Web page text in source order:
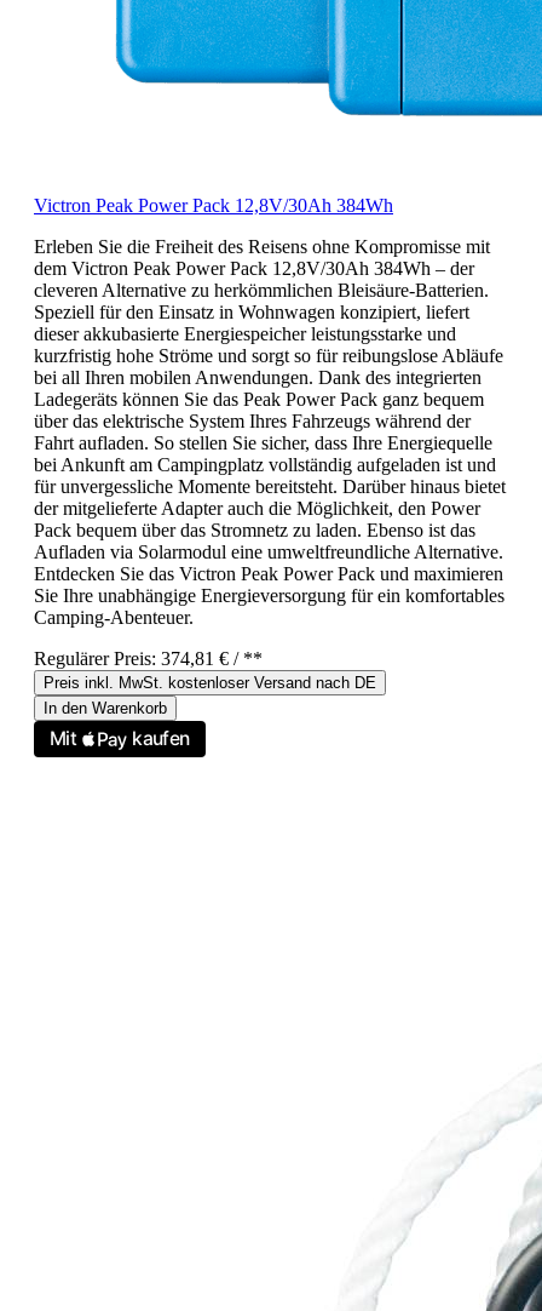
Victron Peak Power Pack 12,8V/30Ah 384Wh
Erleben Sie die Freiheit des Reisens ohne Kompromisse mit
dem Victron Peak Power Pack 12,8V/30Ah 384Wh – der
cleveren Alternative zu herkömmlichen Bleisäure-Batterien.
Speziell für den Einsatz in Wohnwagen konzipiert, liefert
dieser akkubasierte Energiespeicher leistungsstarke und
kurzfristig hohe Ströme und sorgt so für reibungslose Abläufe
bei all Ihren mobilen Anwendungen. Dank des integrierten
Ladegeräts können Sie das Peak Power Pack ganz bequem
über das elektrische System Ihres Fahrzeugs während der
Fahrt aufladen. So stellen Sie sicher, dass Ihre Energiequelle
bei Ankunft am Campingplatz vollständig aufgeladen ist und
für unvergessliche Momente bereitsteht. Darüber hinaus bietet
der mitgelieferte Adapter auch die Möglichkeit, den Power
Pack bequem über das Stromnetz zu laden. Ebenso ist das
Aufladen via Solarmodul eine umweltfreundliche Alternative.
Entdecken Sie das Victron Peak Power Pack und maximieren
Sie Ihre unabhängige Energieversorgung für ein komfortables
Camping-Abenteuer.
Regulärer Preis: 374,81 € / **
Preis inkl. MwSt. kostenloser Versand nach DE
In den Warenkorb